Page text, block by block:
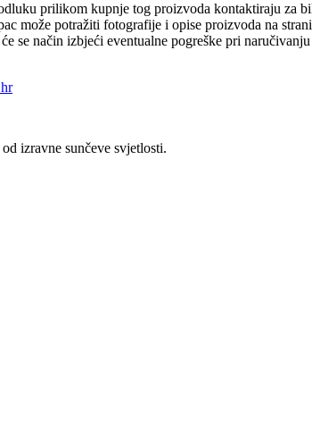
prilikom kupnje tog proizvoda kontaktiraju za
može potražiti fotografije i opise proizvoda na
se način izbjeći eventualne pogreške pri
izravne sunčeve svjetlosti.